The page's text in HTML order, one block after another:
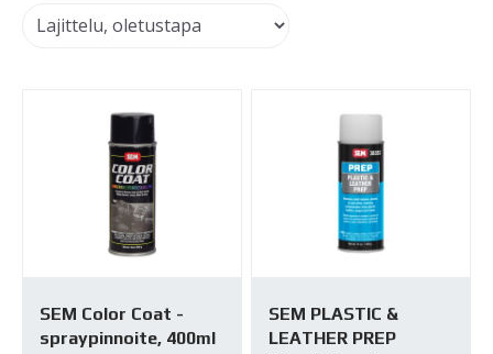
SEM Color Coat -
spraypinnoite, 400ml
SEM PLASTIC &
LEATHER PREP